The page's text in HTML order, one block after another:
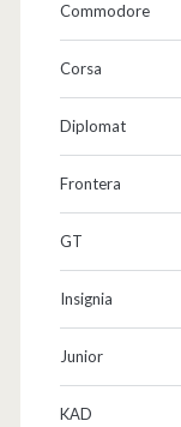
Commodore
Corsa
Diplomat
Frontera
GT
Insignia
Junior
KAD